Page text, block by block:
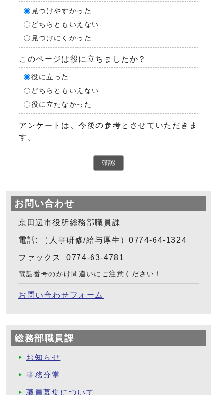
見つけやすかった
どちらともいえない
見つけにくかった
このページは役に立ちましたか？
役に立った
どちらともいえない
役に立たなかった
アンケートは、今後の参考とさせていただきま
す。
確認
お問い合わせ
京田辺市役所総務部職員課
電話: （人事研修/給与厚生）0774-64-1324
ファックス: 0774-63-4781
電話番号のかけ間違いにご注意ください！
お問い合わせフォーム
総務部職員課
お知らせ
事務分掌
職員募集について